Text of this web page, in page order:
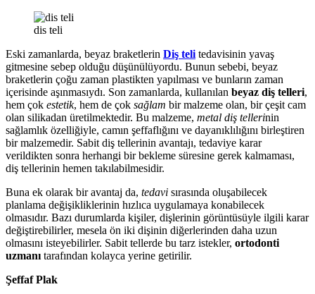
dis teli
Eski zamanlarda, beyaz braketlerin Diş teli tedavisinin yavaş
gitmesine sebep olduğu düşünülüyordu. Bunun sebebi, beyaz
braketlerin çoğu zaman plastikten yapılması ve bunların zaman
içerisinde aşınmasıydı. Son zamanlarda, kullanılan beyaz diş telleri,
hem çok estetik, hem de çok sağlam bir malzeme olan, bir çeşit cam
olan silikadan üretilmektedir. Bu malzeme, metal diş tellerinin
sağlamlık özelliğiyle, camın şeffaflığını ve dayanıklılığını birleştiren
bir malzemedir. Sabit diş tellerinin avantajı, tedaviye karar
verildikten sonra herhangi bir bekleme süresine gerek kalmaması,
diş tellerinin hemen takılabilmesidir.
Buna ek olarak bir avantaj da, tedavi sırasında oluşabilecek
planlama değişikliklerinin hızlıca uygulamaya konabilecek
olmasıdır. Bazı durumlarda kişiler, dişlerinin görüntüsüyle ilgili karar
değiştirebilirler, mesela ön iki dişinin diğerlerinden daha uzun
olmasını isteyebilirler. Sabit tellerde bu tarz istekler, ortodonti
uzmanı tarafından kolayca yerine getirilir.
Şeffaf Plak